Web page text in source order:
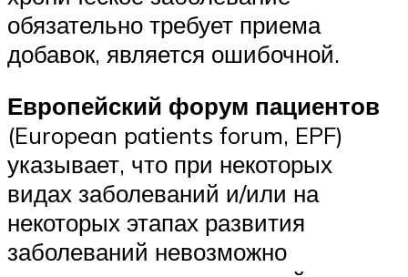
обязательно требует приема
добавок, является ошибочной.
Европейский форум пациентов
(European patients forum, EPF)
указывает, что при некоторых
видах заболеваний и/или на
некоторых этапах развития
заболеваний невозможно